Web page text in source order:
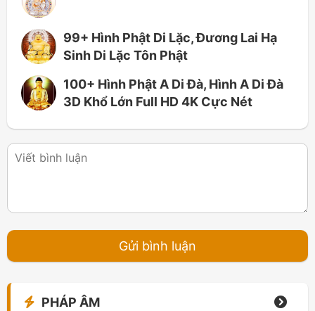
99+ Hình Phật Di Lặc, Đương Lai Hạ
Sinh Di Lặc Tôn Phật
100+ Hình Phật A Di Đà, Hình A Di Đà
3D Khổ Lớn Full HD 4K Cực Nét
PHÁP ÂM